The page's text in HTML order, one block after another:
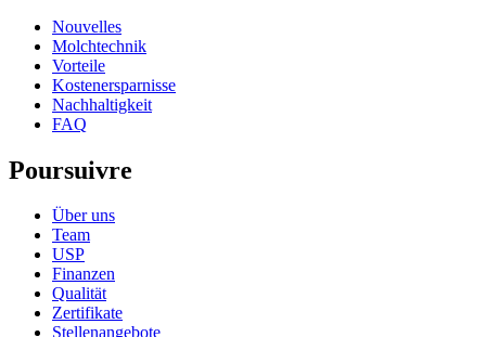
Nouvelles
Molchtechnik
Vorteile
Kostenersparnisse
Nachhaltigkeit
FAQ
Poursuivre
Über uns
Team
USP
Finanzen
Qualität
Zertifikate
Stellenangebote